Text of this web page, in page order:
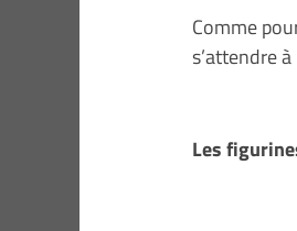
Comme
s’attendre
Les